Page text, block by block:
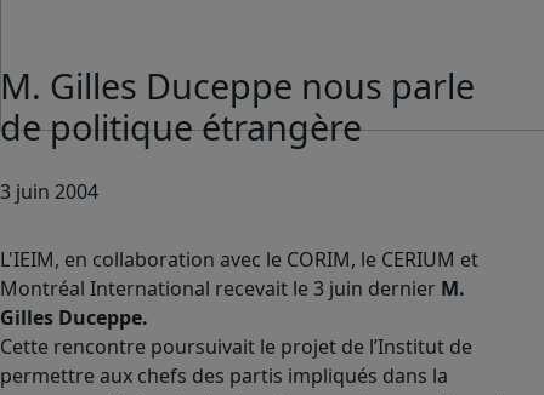
M. Gilles Duceppe nous parle
de politique étrangère
3 juin 2004
L'IEIM, en collaboration avec le CORIM, le CERIUM et
Montréal International recevait le 3 juin dernier M.
Gilles Duceppe.
Cette rencontre poursuivait le projet de l’Institut de
permettre aux chefs des partis impliqués dans la